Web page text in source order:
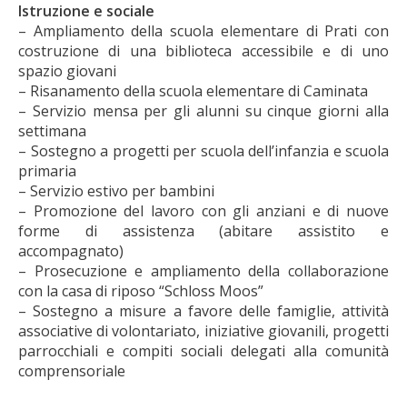
Istruzione e sociale
– Ampliamento della scuola elementare di Prati con
costruzione di una biblioteca accessibile e di uno
spazio giovani
– Risanamento della scuola elementare di Caminata
– Servizio mensa per gli alunni su cinque giorni alla
settimana
– Sostegno a progetti per scuola dell’infanzia e scuola
primaria
– Servizio estivo per bambini
– Promozione del lavoro con gli anziani e di nuove
forme di assistenza (abitare assistito e
accompagnato)
– Prosecuzione e ampliamento della collaborazione
con la casa di riposo “Schloss Moos”
– Sostegno a misure a favore delle famiglie, attività
associative di volontariato, iniziative giovanili, progetti
parrocchiali e compiti sociali delegati alla comunità
comprensoriale